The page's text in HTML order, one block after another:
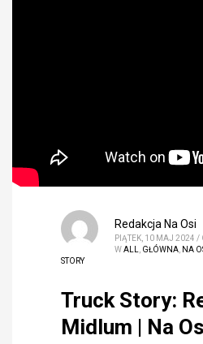
Redakcja Na Osi
PIĄTEK, 10 MAJ 2024 /
WALL, GŁÓWNA, NA
STORY
Truck Story:
Midlum | Na